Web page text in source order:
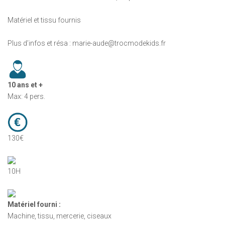
Matériel et tissu fournis
Plus d’infos et résa : marie-aude@trocmodekids.fr
10 ans et +
Max: 4 pers.
130€
10H
Matériel fourni :
Machine, tissu, mercerie, ciseaux